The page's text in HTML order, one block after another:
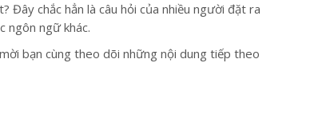
Đây chắc hẳn là câu hỏi của nhiều người đặt ra
ngôn ngữ khác.
bạn cùng theo dõi những nội dung tiếp theo